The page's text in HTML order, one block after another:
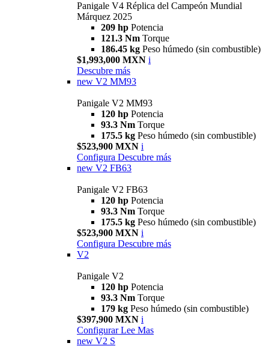
Panigale V4 Réplica del Campeón Mundial
Márquez 2025
209 hp Potencia
121.3 Nm Torque
186.45 kg Peso húmedo (sin combustible)
$1,993,000 MXN i
Descubre más
new V2 MM93
Panigale V2 MM93
120 hp Potencia
93.3 Nm Torque
175.5 kg Peso húmedo (sin combustible)
$523,900 MXN i
Configura Descubre más
new V2 FB63
Panigale V2 FB63
120 hp Potencia
93.3 Nm Torque
175.5 kg Peso húmedo (sin combustible)
$523,900 MXN i
Configura Descubre más
V2
Panigale V2
120 hp Potencia
93.3 Nm Torque
179 kg Peso húmedo (sin combustible)
$397,900 MXN i
Configurar Lee Mas
new V2 S